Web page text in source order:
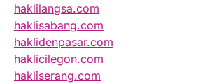
haklilangsa.com
haklisabang.com
haklidenpasar.com
haklicilegon.com
hakliserang.com